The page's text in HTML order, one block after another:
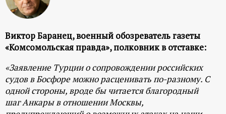
н
н
ы
й
Виктор Баранец, военный обозреватель газеты
«Комсомольская правда», полковник в отставке:
«Заявление Турции о сопровождении российских
судов в Босфоре можно расценивать по-разному. С
одной стороны, вроде бы читается благородный
шаг Анкары в отношении Москвы,